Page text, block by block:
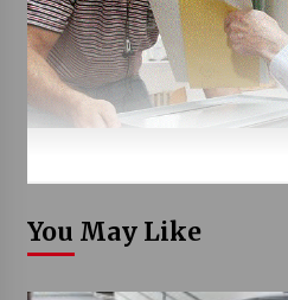
You May Like